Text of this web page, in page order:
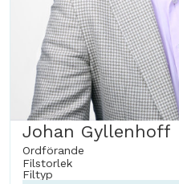
Johan Gyllenhoff
Ordförande
Filstorlek
Filtyp